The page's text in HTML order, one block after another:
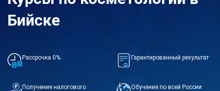
Бийске
Рассрочка 0% Гарантированный результат
Получение налогового
Обучение по всей России